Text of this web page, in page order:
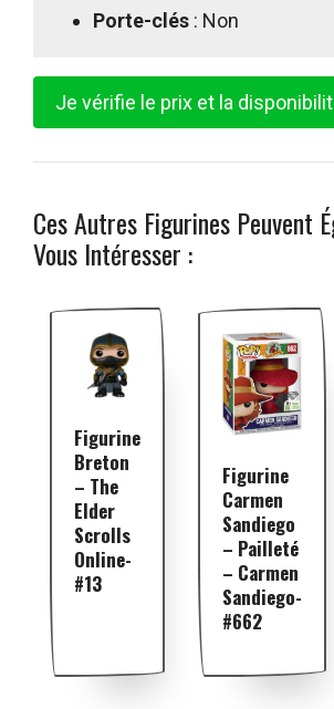
Porte-clés : Non
Je vérifie le prix et la
Ces Autres Figurines Peuvent
Vous Intéresser :
Figurine
Breton
– The
Elder
Scrolls
Online-
#13
Figurine
Carmen
Sandiego
– Pailleté
– Carmen
Sandiego-
#662